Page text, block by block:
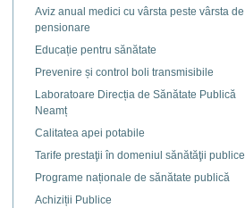
Aviz anual medici cu vârsta peste vârsta de
pensionare
Educație pentru sănătate
Prevenire și control boli transmisibile
Laboratoare Direcția de Sănătate Publică
Neamț
Calitatea apei potabile
Tarife prestaţii în domeniul sănătăţii publice
Programe naționale de sănătate publică
Achiziții Publice